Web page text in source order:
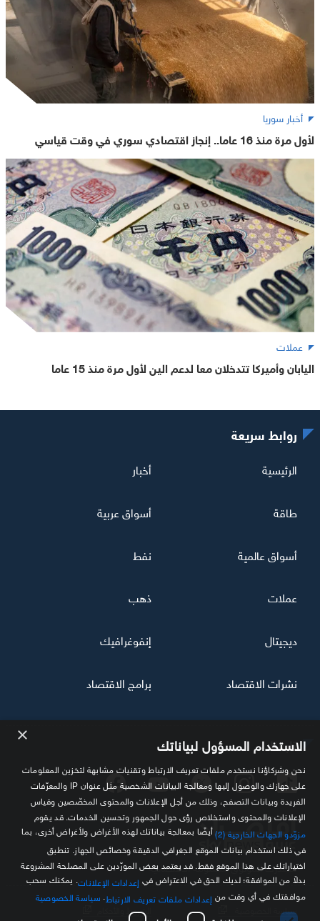
أخبار سوريا
لأول مرة منذ 16 عاما.. إنجاز اقتصادي سوري في وقت قياسي
عملات
اليابان وأميركا تتدخلان معا لدعم الين لأول مرة منذ 15 عاما
تابعنا
مصدرك الموثوق للمعلومة الاقتصادية
روابط سريعة
الرئيسية أخبار
طاقة أسواق عربية
أسواق عالمية نفط
عملات ذهب
ديجيتال إنفوغرافيك
نشرات الاقتصاد برامج الاقتصاد
سياسة الخصوصية الشروط والأحكام
× الاستخدام المسؤول لبياناتك
نحن وشركاؤنا نستخدم ملفات تعريف الارتباط وتقنيات مشابهة لتخزين المعلومات
على جهازك والوصول إليها ومعالجة البيانات الشخصية مثل عنوان IP والمعرّفات
الفريدة وبيانات التصفح، وذلك من أجل الإعلانات والمحتوى المخصّصين وقياس
الإعلانات والمحتوى واستخلاص رؤى حول الجمهور وتحسين الخدمات. قد يقوم
مزوّدو الجهات الخارجية (2)
أيضًا بمعالجة بياناتك لهذه الأغراض ولأغراض أخرى، بما
في ذلك استخدام بيانات الموقع الجغرافي الدقيقة وخصائص الجهاز. تنطبق
اختياراتك على هذا الموقع فقط. قد يعتمد بعض المورّدين على المصلحة المشروعة
بدلاً من الموافقة؛ لديك الحق في الاعتراض في إعدادات الإعلانات . يمكنك سحب
موافقتك في أي وقت من إعدادات ملفات تعريف الارتباط سياسة الخصوصية